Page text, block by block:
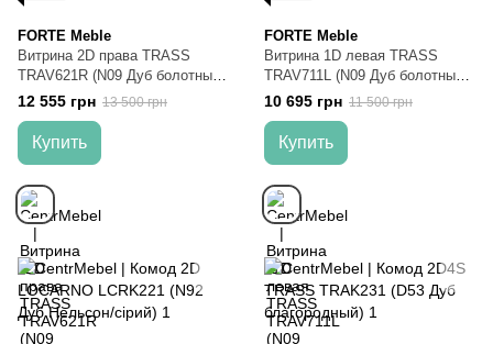
FORTE Meble
Витрина 2D права TRASS
TRAV621R (N09 Дуб болотный/
Дуб черный)
12 555 грн 13 500 грн
Купить
FORTE Meble
Витрина 1D левая TRASS
TRAV711L (N09 Дуб болотный/
Дуб черный)
10 695 грн 11 500 грн
Купить